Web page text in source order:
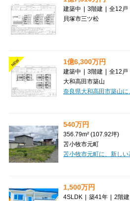
建築中 | 3階建 | 全12戸
貝塚市三ツ松
NEW 1億6,300万円
建築中 | 3階建 | 全12戸
大和高田市築山
540万円
356.79m² (107.92坪)
苫小牧市元町
1,500万円
4SLDK | 築41年 | 2階建